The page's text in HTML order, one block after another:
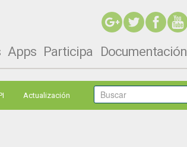
Apps Participa Documentación
Actualización